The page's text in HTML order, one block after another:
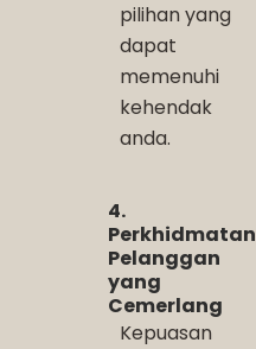
pilihan yang
dapat
memenuhi
kehendak
anda.
4.
Perkhidmatan
Pelanggan
yang
Cemerlang
Kepuasan